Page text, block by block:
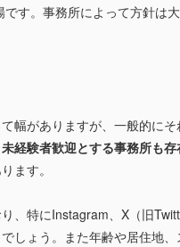
す。事務所によって方針は
幅がありますが、一般的に
未経験者歓迎とする事務所も存
ます。
、特にInstagram、X（旧
しょう。また年齢や居住地